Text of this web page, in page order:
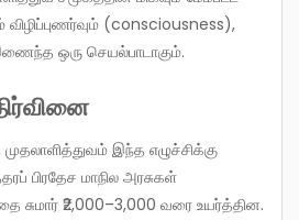
விழிப்புணர்வும் (consciousness),
ஒரு செயல்பாடாகும்.
பிரதேச மாநில அரசுகள்
₹2,000–3,000 வரை உயர்த்தின.